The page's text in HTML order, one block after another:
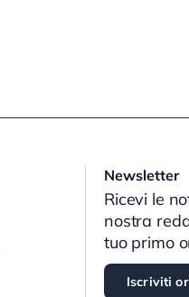
Newsletter
Ricevi le
nostra
tuo primo
Iscriviti